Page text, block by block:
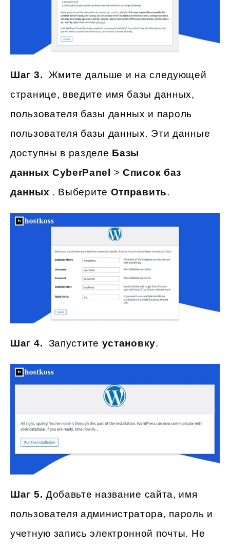
Шаг 3. Жмите дальше и на следующей
странице, введите имя базы данных,
пользователя базы данных и пароль
пользователя базы данных. Эти данные
доступны в разделе Базы
данных CyberPanel
>Список баз
данных . Выберите Отправить.
Шаг 4. Запустите установку.
Шаг 5. Добавьте название сайта, имя
пользователя администратора, пароль и
учетную запись электронной почты. Не